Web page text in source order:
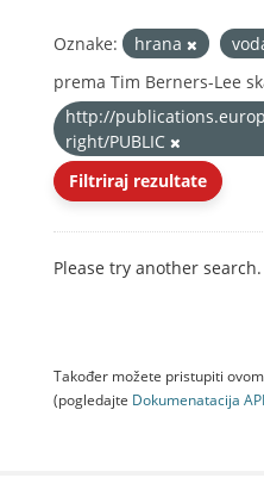
Oznake: hrana
prema Tim Berners-Lee
http://
right/PUBLIC
Filtriraj rezultate
Please try another search.
Također možete pristupiti
(pogledajte Dokumenаtаcijа